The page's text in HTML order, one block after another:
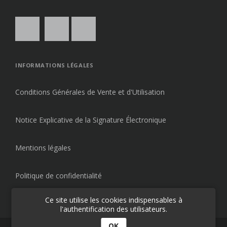
INFORMATIONS LÉGALES
Conditions Générales de Vente et d'Utilisation
Notice Explicative de la Signature Électronique
Mentions légales
Politique de confidentialité
Ce site utilise les cookies indispensables à
l'authentification des utilisateurs.